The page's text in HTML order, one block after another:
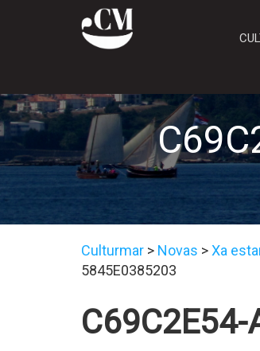
Culturmar > Novas >Xa
5845E0385203